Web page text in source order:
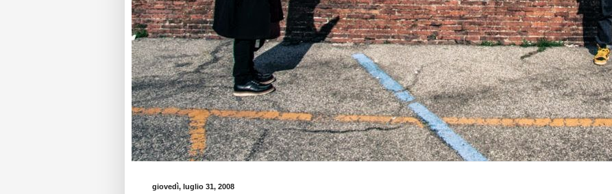
giovedì, luglio 31, 2008